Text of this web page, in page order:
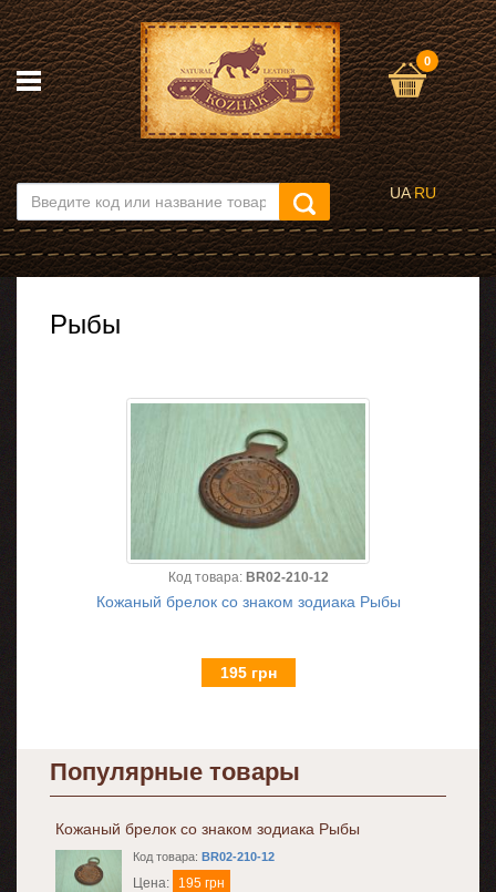
0
UA RU
Рыбы
Код товара: BR02-210-12
Кожаный брелок со знаком зодиака Рыбы
195 грн
Популярные товары
Кожаный брелок со знаком зодиака Рыбы
Код товара: BR02-210-12
Цена: 195 грн